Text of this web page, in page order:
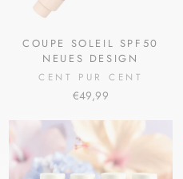
COUPE SOLEIL SPF50
NEUES DESIGN
CENT PUR CENT
€49,99